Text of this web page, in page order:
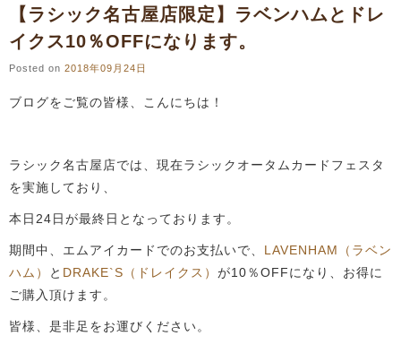
【ラシック名古屋店限定】ラベンハムとドレ
イクス10％OFFになります。
Posted on 2018年09月24日
ブログをご覧の皆様、こんにちは！
ラシック名古屋店では、現在ラシックオータムカードフェスタ
を実施しており、
本日24日が最終日となっております。
期間中、エムアイカードでのお支払いで、 LAVENHAM（ラベン
ハム）
と DRAKE`S（ドレイクス） が10％OFFになり、お得に
ご購入頂けます。
皆様、是非足をお運びください。